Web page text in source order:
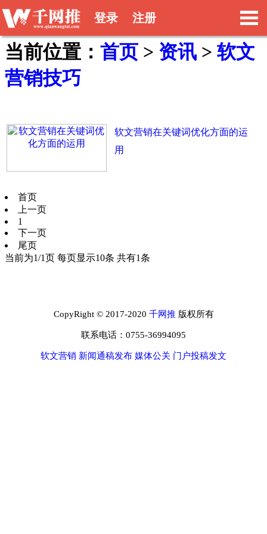
登录 注册
当前位置： 首页 > 资讯 > 软文
营销技巧
软文营销在关键词优化方面的运
用
首页
上一页
1
下一页
尾页
当前为1/1页 每页显示10条 共有1条
CopyRight © 2017-2020 千网推 版权所有
联系电话：0755-36994095
软文营销 新闻通稿发布 媒体公关 门户投稿发文